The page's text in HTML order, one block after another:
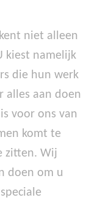
niet alleen
kiest namelijk
die hun werk
alles aan doen
voor ons van
komt te
zitten. Wij
doen om u